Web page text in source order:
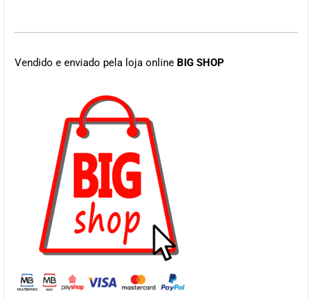
Vendido e enviado pela loja online BIG SHOP